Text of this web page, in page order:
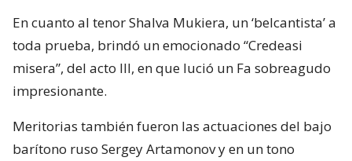
En cuanto al tenor Shalva Mukiera, un ‘belcantista’ a
toda prueba, brindó un emocionado “Credeasi
misera”, del acto III, en que lució un Fa sobreagudo
impresionante.
Meritorias también fueron las actuaciones del bajo
barítono ruso Sergey Artamonov y en un tono